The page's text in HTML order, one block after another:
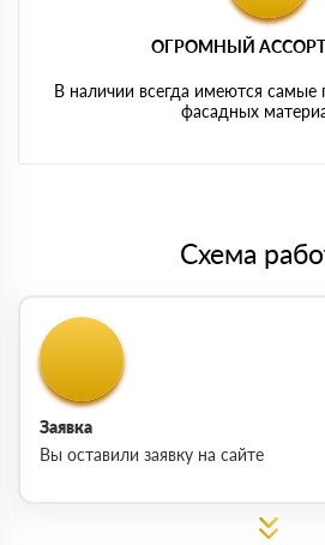
ОГРОМНЫЙ
В наличии всегда имеются самые
фасадных
Схема
Заявка
Вы оставили заявку на сайте